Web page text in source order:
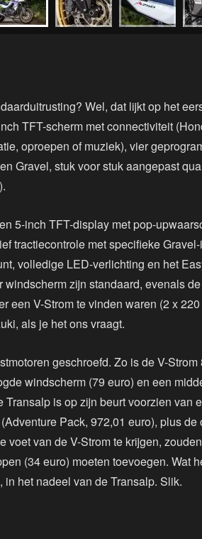
Wel, dat lijkt op het
TFT-scherm met connectiviteit
oproepen of muziek), vier
Gravel, stuk voor stuk aangepast
5-inch TFT-display met pop-
tractiecontrole met specifieke
volledige LED-verlichting en het
zijn standaard, evenals
een V-Strom te vinden waren (2 x 220
als je het ons vraagt.
geschroefd. Zo is de V-
windscherm (79 euro) en een
is op zijn beurt voorzien van
Pack, 972,01 euro), plus de
voet van de V-Strom te krijgen,
(34 euro) moeten toevoegen. Wat
het nadeel van de Transalp. Slik.